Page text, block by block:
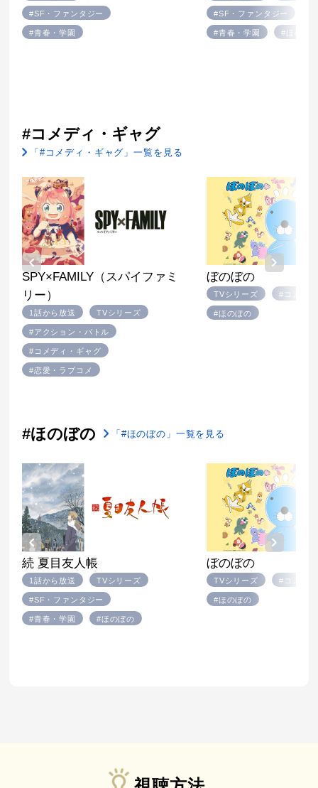
#SF・ファンタジー
#青春・学園
#SF・ファンタジー
#青春・学園 #ほのぼ
#コメディ・ギャグ
「#コメディ・ギャグ」一覧を見る
SPY×FAMILY（スパイファミ
リー）
1話から放送 TVシリーズ
#アクション・バトル
#コメディ・ギャグ
#恋愛・ラブコメ
ぼのぼの
TVシリーズ #コメデ
#ほのぼの
#ほのぼの 「#ほのぼの」一覧を見る
続 夏目友人帳
1話から放送 TVシリーズ
#SF・ファンタジー
#青春・学園 #ほのぼの
ぼのぼの
TVシリーズ #コメデ
#ほのぼの